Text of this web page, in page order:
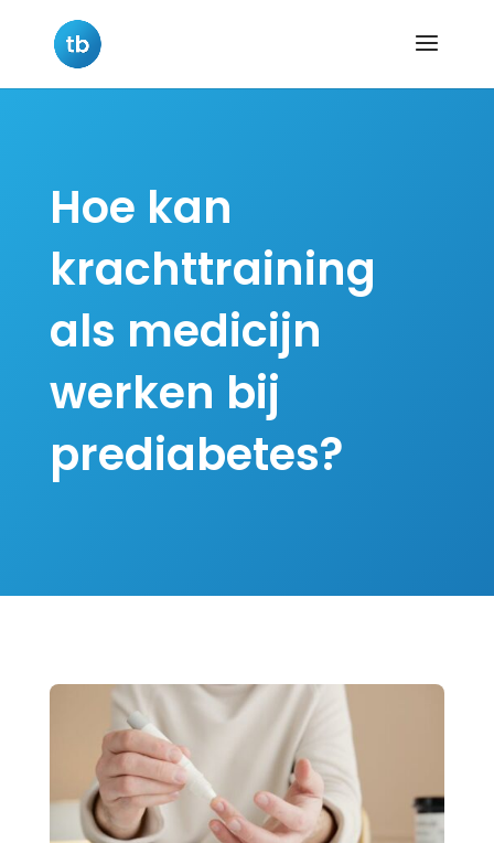
Hoe kan
krachttraining
als medicijn
werken bij
prediabetes?